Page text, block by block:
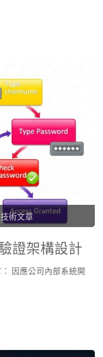
技術文章
證架構設計
因應公司內部系統開